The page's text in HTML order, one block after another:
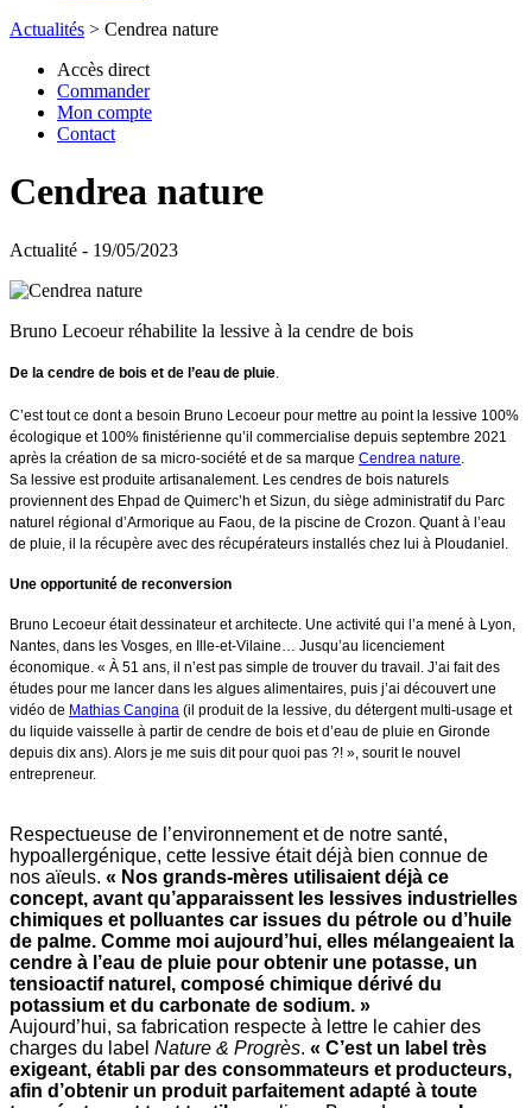
Actualités > Cendrea nature
Accès direct
Commander
Mon compte
Contact
Cendrea nature
Actualité - 19/05/2023
Bruno Lecoeur réhabilite la lessive à la cendre de bois
De la cendre de bois et de l’eau de pluie.
C’est tout ce dont a besoin Bruno Lecoeur pour mettre au point la lessive 100%
écologique et 100% finistérienne qu’il commercialise depuis septembre 2021
après la création de sa micro-société et de sa marque Cendrea nature.
Sa lessive est produite artisanalement. Les cendres de bois naturels
proviennent des Ehpad de Quimerc’h et Sizun, du siège administratif du Parc
naturel régional d’Armorique au Faou, de la piscine de Crozon. Quant à l’eau
de pluie, il la récupère avec des récupérateurs installés chez lui à Ploudaniel.
Une opportunité de reconversion
Bruno Lecoeur était dessinateur et architecte. Une activité qui l’a mené à Lyon,
Nantes, dans les Vosges, en Ille-et-Vilaine… Jusqu’au licenciement
économique. « À 51 ans, il n’est pas simple de trouver du travail. J’ai fait des
études pour me lancer dans les algues alimentaires, puis j’ai découvert une
vidéo de Mathias Cangina (il produit de la lessive, du détergent multi-usage et
du liquide vaisselle à partir de cendre de bois et d’eau de pluie en Gironde
depuis dix ans). Alors je me suis dit pour quoi pas ?! », sourit le nouvel
entrepreneur.
Respectueuse de l’environnement et de notre santé,
hypoallergénique, cette lessive était déjà bien connue de
nos aïeuls. « Nos grands-mères utilisaient déjà ce
concept, avant qu’apparaissent les lessives industrielles
chimiques et polluantes car issues du pétrole ou d’huile
de palme. Comme moi aujourd’hui, elles mélangeaient la
cendre à l’eau de pluie pour obtenir une potasse, un
tensioactif naturel, composé chimique dérivé du
potassium et du carbonate de sodium. »
Aujourd’hui, sa fabrication respecte à lettre le cahier des
charges du label Nature & Progrès. « C’est un label très
exigeant, établi par des consommateurs et producteurs,
afin d’obtenir un produit parfaitement adapté à toute